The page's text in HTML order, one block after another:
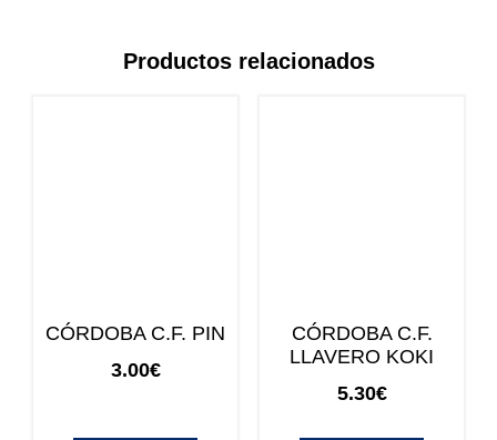
Productos relacionados
CÓRDOBA C.F. PIN
3.00€
CÓRDOBA C.F.
LLAVERO KOKI
5.30€